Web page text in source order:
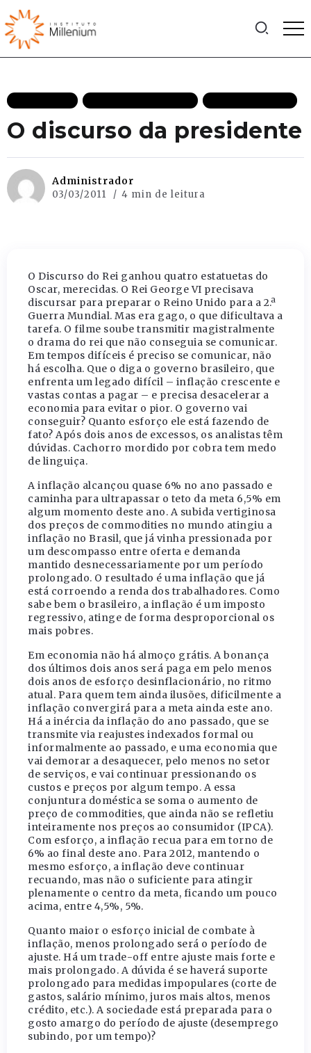
O discurso da presidente
Administrador
03/03/2011 4 min de leitura
O Discurso do Rei ganhou quatro estatuetas do
Oscar, merecidas. O Rei George VI precisava
discursar para preparar o Reino Unido para a 2.ª
Guerra Mundial. Mas era gago, o que dificultava a
tarefa. O filme soube transmitir magistralmente
o drama do rei que não conseguia se comunicar.
Em tempos difíceis é preciso se comunicar, não
há escolha. Que o diga o governo brasileiro, que
enfrenta um legado difícil – inflação crescente e
vastas contas a pagar – e precisa desacelerar a
economia para evitar o pior. O governo vai
conseguir? Quanto esforço ele está fazendo de
fato? Após dois anos de excessos, os analistas têm
dúvidas. Cachorro mordido por cobra tem medo
de linguiça.
A inflação alcançou quase 6% no ano passado e
caminha para ultrapassar o teto da meta 6,5% em
algum momento deste ano. A subida vertiginosa
dos preços de commodities no mundo atingiu a
inflação no Brasil, que já vinha pressionada por
um descompasso entre oferta e demanda
mantido desnecessariamente por um período
prolongado. O resultado é uma inflação que já
está corroendo a renda dos trabalhadores. Como
sabe bem o brasileiro, a inflação é um imposto
regressivo, atinge de forma desproporcional os
mais pobres.
Em economia não há almoço grátis. A bonança
dos últimos dois anos será paga em pelo menos
dois anos de esforço desinflacionário, no ritmo
atual. Para quem tem ainda ilusões, dificilmente a
inflação convergirá para a meta ainda este ano.
Há a inércia da inflação do ano passado, que se
transmite via reajustes indexados formal ou
informalmente ao passado, e uma economia que
vai demorar a desaquecer, pelo menos no setor
de serviços, e vai continuar pressionando os
custos e preços por algum tempo. A essa
conjuntura doméstica se soma o aumento de
preço de commodities, que ainda não se refletiu
inteiramente nos preços ao consumidor (IPCA).
Com esforço, a inflação recua para em torno de
6% ao final deste ano. Para 2012, mantendo o
mesmo esforço, a inflação deve continuar
recuando, mas não o suficiente para atingir
plenamente o centro da meta, ficando um pouco
acima, entre 4,5%, 5%.
Quanto maior o esforço inicial de combate à
inflação, menos prolongado será o período de
ajuste. Há um trade-off entre ajuste mais forte e
mais prolongado. A dúvida é se haverá suporte
prolongado para medidas impopulares (corte de
gastos, salário mínimo, juros mais altos, menos
crédito, etc.). A sociedade está preparada para o
gosto amargo do período de ajuste (desemprego
subindo, por um tempo)?